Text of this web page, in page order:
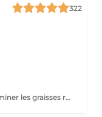
322
Ce palper rouler mécanique permet d'éliminer les graisses résistantes à l'exercice physique et aux régimes grâce à la technologie Lipomassage. En bref il permet de : DESTOCKER, RAFFERMIR, RESCULPTER, LISSER